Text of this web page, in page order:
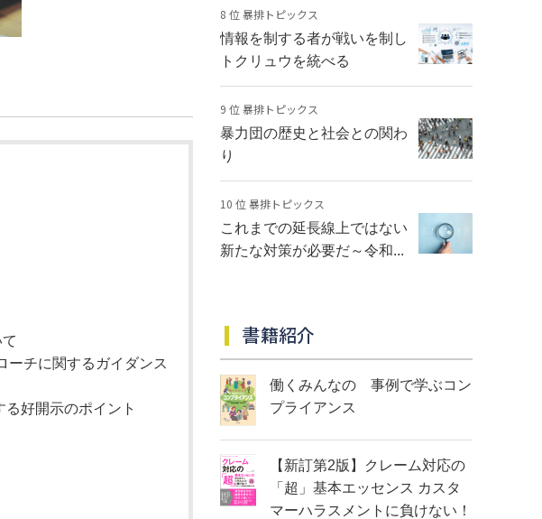
ーチに関するガイダンス
好開示のポイント
8 位 暴排トピックス
情報を制する者が戦いを制し
トクリュウを統べる
9 位 暴排トピックス
暴力団の歴史と社会との関わ
り
10 位 暴排トピックス
これまでの延長線上ではない
新たな対策が必要だ～令和...
書籍紹介
働くみんなの 事例で学ぶコン
プライアンス
【新訂第2版】クレーム対応の
「超」基本エッセンス カスタ
マーハラスメントに負けない！